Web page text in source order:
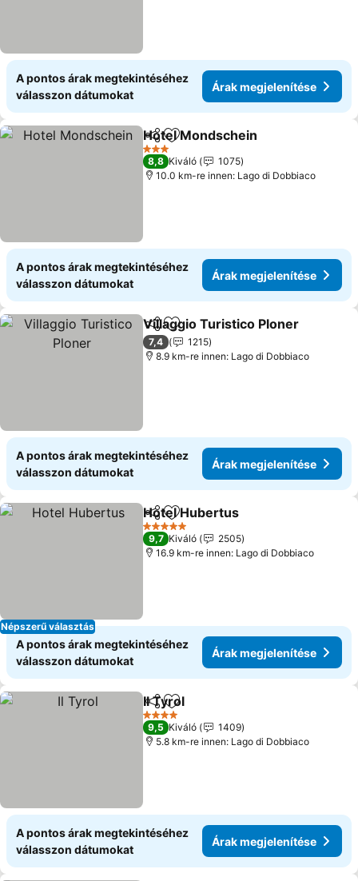
A pontos árak megtekintéséhez
válasszon dátumokat
Árak megjelenítése
Megosztás
Hozzáadás a kedvencekhez
Hotel Mondschein
3 Kategória
8,8 Kiváló
1075
10.0 km-re innen: Lago di Dobbiaco
A pontos árak megtekintéséhez
válasszon dátumokat
Árak megjelenítése
Megosztás
Hozzáadás a kedvencekhez
Villaggio Turistico Ploner
7,4
1215
8.9 km-re innen: Lago di Dobbiaco
A pontos árak megtekintéséhez
válasszon dátumokat
Árak megjelenítése
Népszerű választás
Megosztás
Hozzáadás a kedvencekhez
Hotel Hubertus
5 Kategória
9,7 Kiváló
2505
16.9 km-re innen: Lago di Dobbiaco
A pontos árak megtekintéséhez
válasszon dátumokat
Árak megjelenítése
MegosztásHozzáadás a kedvencekhez
Il Tyrol
4 Kategória
9,5 Kiváló
1409
5.8 km-re innen: Lago di Dobbiaco
A pontos árak megtekintéséhez
válasszon dátumokat
Árak megjelenítése